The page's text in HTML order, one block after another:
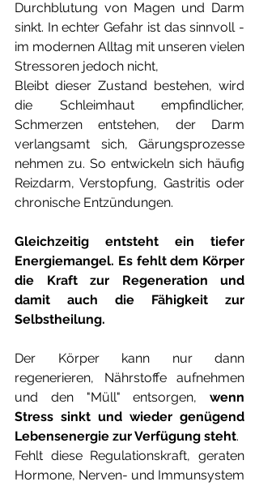
Durchblutung von Magen und Darm
sinkt. In echter Gefahr ist das sinnvoll -
im modernen Alltag mit unseren vielen
Stressoren jedoch nicht,
Bleibt dieser Zustand bestehen, wird
die Schleimhaut empfindlicher,
Schmerzen entstehen, der Darm
verlangsamt sich, Gärungsprozesse
nehmen zu. So entwickeln sich häufig
Reizdarm, Verstopfung, Gastritis oder
chronische Entzündungen.
Gleichzeitig entsteht ein tiefer
Energiemangel. Es fehlt dem Körper
die Kraft zur Regeneration und
damit auch die Fähigkeit zur
Selbstheilung.
Der Körper kann nur dann
regenerieren, Nährstoffe aufnehmen
und den "Müll" entsorgen, wenn
Stress sinkt und wieder genügend
Lebensenergie zur Verfügung steht.
Fehlt diese Regulationskraft, geraten
Hormone, Nerven- und Immunsystem